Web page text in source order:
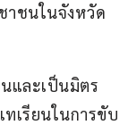
าชนในจังหวัด
และเป็นมิตร
เรียนในการขับ